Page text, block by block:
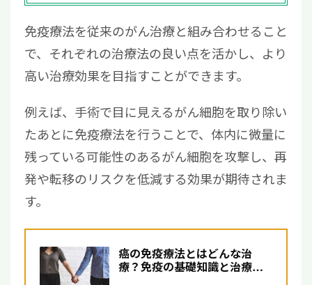
免疫療法を従来のがん治療と組み合わせること
で、それぞれの治療法の良い点を活かし、より
高い治療効果を目指すことができます。
例えば、手術で目に見えるがん細胞を取り除い
たあとに免疫療法を行うことで、体内に微量に
残っている可能性のあるがん細胞を攻撃し、再
発や転移のリスクを低減する効果が期待されま
す。
癌の免疫療法とはどんな治
療？免疫の基礎知識と治療の